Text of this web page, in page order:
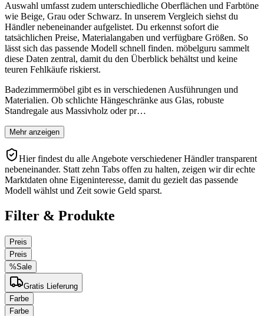
Auswahl umfasst zudem unterschiedliche Oberflächen und Farbtöne
wie Beige, Grau oder Schwarz. In unserem Vergleich siehst du
Händler nebeneinander aufgelistet. Du erkennst sofort die
tatsächlichen Preise, Materialangaben und verfügbare Größen. So
lässt sich das passende Modell schnell finden. möbelguru sammelt
diese Daten zentral, damit du den Überblick behältst und keine
teuren Fehlkäufe riskierst.
Badezimmermöbel gibt es in verschiedenen Ausführungen und
Materialien. Ob schlichte Hängeschränke aus Glas, robuste
Standregale aus Massivholz oder pr…
Mehr anzeigen
Hier findest du alle Angebote verschiedener Händler transparent
nebeneinander. Statt zehn Tabs offen zu halten, zeigen wir dir echte
Marktdaten ohne Eigeninteresse, damit du gezielt das passende
Modell wählst und Zeit sowie Geld sparst.
Filter & Produkte
Preis
Preis
%Sale
Gratis Lieferung
Farbe
Farbe